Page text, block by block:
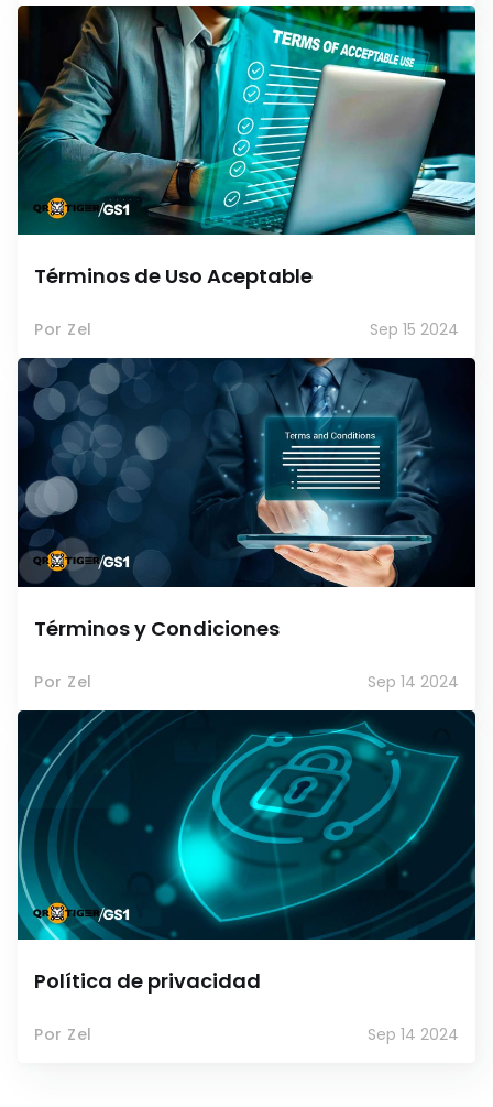
Términos de Uso Aceptable
Por Zel Sep 15 2024
Términos y Condiciones
Por Zel Sep 14 2024
Política de privacidad
Por Zel Sep 14 2024